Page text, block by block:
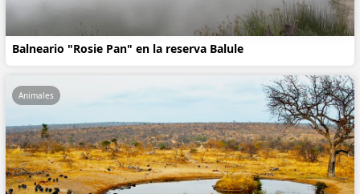
Balneario "Rosie Pan" en la reserva Balule
Animales